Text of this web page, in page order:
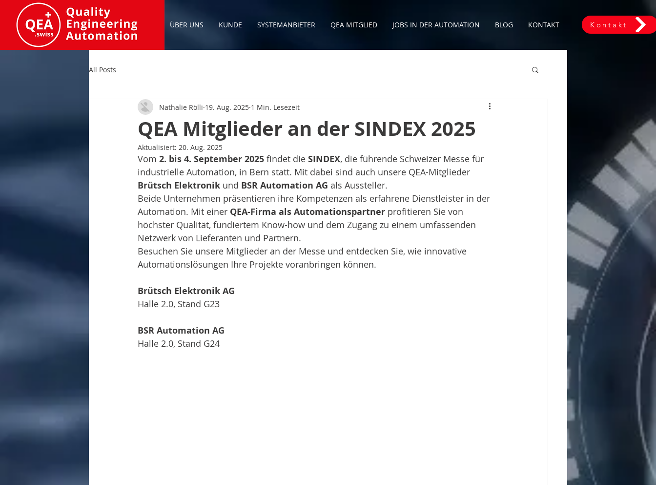
HOME ÜBER UNS KUNDE SYSTEMANBIETER QEA MITGLIED JOBS IN DER AUTOMATION BLOG KONTAKT Kontakt
All Posts
QEA Mitglieder an der SINDEX 2025
Nathalie Rölli 19. Aug. 2025 1 Min. Lesezeit
Aktualisiert: 20. Aug. 2025
Vom 2. bis 4. September 2025 findet die SINDEX, die führende Schweizer Messe für
industrielle Automation, in Bern statt. Mit dabei sind auch unsere QEA-Mitglieder
Brütsch Elektronik und BSR Automation AG als Aussteller.
Beide Unternehmen präsentieren ihre Kompetenzen als erfahrene Dienstleister in der
Automation. Mit einer QEA-Firma als Automationspartner profitieren Sie von
höchster Qualität, fundiertem Know-how und dem Zugang zu einem umfassenden
Netzwerk von Lieferanten und Partnern.
Besuchen Sie unsere Mitglieder an der Messe und entdecken Sie, wie innovative
Automationslösungen Ihre Projekte voranbringen können.
Brütsch Elektronik AG
Halle 2.0, Stand G23
BSR Automation AG
Halle 2.0, Stand G24